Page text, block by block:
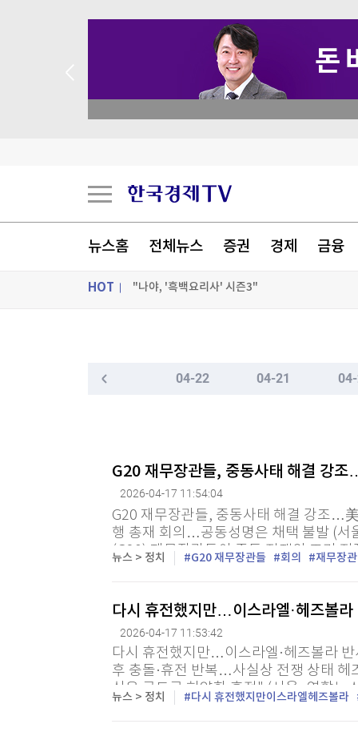
뉴스홈 전체뉴스 증권 경제 금융
HOT
트럼프, '원정출산 아기에 美시민권 부여 금지' 행
[속보] 트럼프 '美 원정출산 금지' 행정명령 서명
[포토+] 박정민, '멋짐 가득한 모습~'
"나야, '흑백요리사' 시즌3"
[온에어] 굿모닝 한경 글로벌마켓
온로드 (ON ROAD) 인사이트
뉴스홈
글로벌경제
투자/재테크
부동산/세무
[모집-3기-] 돈버는 트레이딩 투자 북클럽
매매신호 (랭킹
투자분석
국내증시
환율
04-22 04-21
G20 재무장관들, 중동사태 해결 강
2026-04-17 11:54:04
G20 재무장관들, 중동사태 해결 강조…
행 총재 회의…공동성명은 채택 불발 (서
(G20) 재무장관들이 중동 전쟁의 조기
가들에 대한 재정적·인도적 지원 필요
뉴스 > 정치 G20 재무장관들 회의 재무장관
다시 휴전했지만…이스라엘·헤즈볼
2026-04-17 11:53:42
다시 휴전했지만…이스라엘·헤즈볼라
후 충돌·휴전 반복…사실상 전쟁 상태
심은 극도로 허약한 휴전" (서울=연합뉴
일(현지시간) 열흘간 휴전에 합의하면서
뉴스 > 정치 다시 휴전했지만이스라엘헤즈볼라